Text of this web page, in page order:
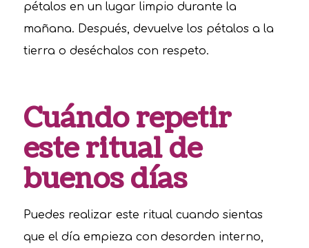
pétalos en un lugar limpio durante la
mañana. Después, devuelve los pétalos a la
tierra o deséchalos con respeto.
Cuándo repetir
este ritual de
buenos días
Puedes realizar este ritual cuando sientas
que el día empieza con desorden interno,